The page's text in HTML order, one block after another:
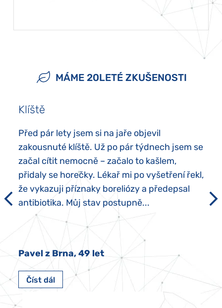
MÁME 20LETÉ ZKUŠENOSTI
Klíště
Před pár lety jsem si na jaře objevil
zakousnuté klíště. Už po pár týdnech jsem se
začal cítit nemocně – začalo to kašlem,
přidaly se horečky. Lékař mi po vyšetření řekl,
že vykazuji příznaky boreliózy a předepsal
antibiotika. Můj stav postupně...
Pavel z Brna, 49 let
Číst dál